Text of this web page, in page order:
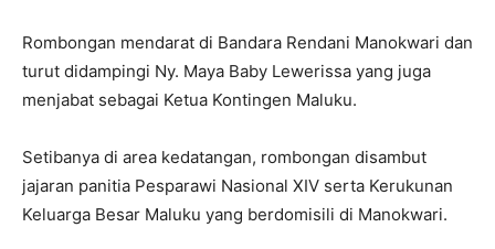
Rombongan mendarat di Bandara Rendani Manokwari dan
turut didampingi Ny. Maya Baby Lewerissa yang juga
menjabat sebagai Ketua Kontingen Maluku.
Setibanya di area kedatangan, rombongan disambut
jajaran panitia Pesparawi Nasional XIV serta Kerukunan
Keluarga Besar Maluku yang berdomisili di Manokwari.